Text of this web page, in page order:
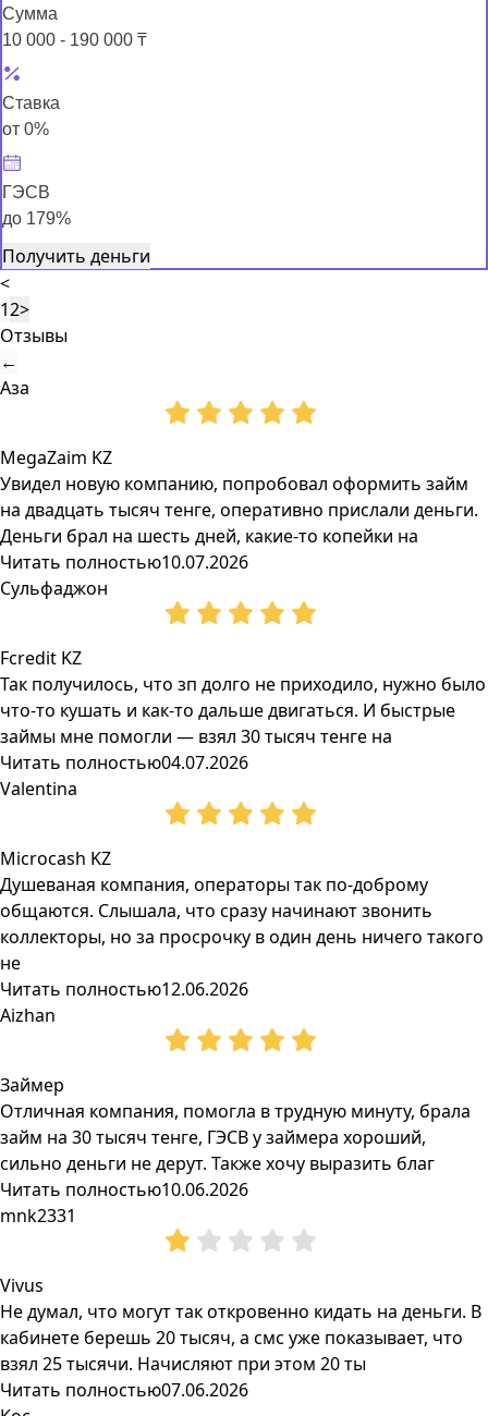
Сумма
10 000 - 190 000 ₸
Ставка
от 0%
ГЭСВ
до 179%
Получить деньги
<
12>
Отзывы
←
Аза
MegaZaim KZ
Увидел новую компанию, попробовал оформить займ
на двадцать тысяч тенге, оперативно прислали деньги.
Деньги брал на шесть дней, какие-то копейки на
Читать полностью10.07.2026
Сульфаджон
Fcredit KZ
Так получилось, что зп долго не приходило, нужно было
что-то кушать и как-то дальше двигаться. И быстрые
займы мне помогли — взял 30 тысяч тенге на
Читать полностью04.07.2026
Valentina
Microcash KZ
Душеваная компания, операторы так по-доброму
общаются. Слышала, что сразу начинают звонить
коллекторы, но за просрочку в один день ничего такого
не
Читать полностью12.06.2026
Aizhan
Займер
Отличная компания, помогла в трудную минуту, брала
займ на 30 тысяч тенге, ГЭСВ у займера хороший,
сильно деньги не дерут. Также хочу выразить благ
Читать полностью10.06.2026
mnk2331
Vivus
Не думал, что могут так откровенно кидать на деньги. В
кабинете берешь 20 тысяч, а смс уже показывает, что
взял 25 тысячи. Начисляют при этом 20 ты
Читать полностью07.06.2026